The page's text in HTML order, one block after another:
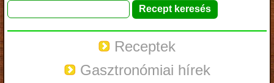
Receptek
Gasztronómiai hírek